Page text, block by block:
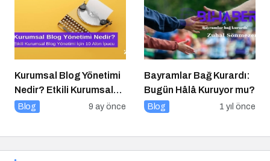
Kurumsal Blog Yönetimi
Nedir? Etkili Kurumsal
Blog Yönetimi için 10
Blog 9 ay önce
Bayramlar Bağ Kurardı:
Bugün Hâlâ Kuruyor mu?
Blog 1 yıl önce